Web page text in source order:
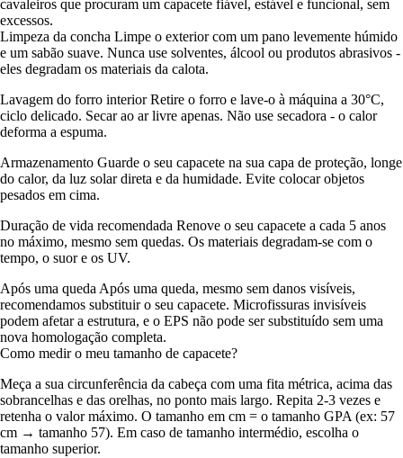
cavaleiros que procuram um capacete fiável, estável e funcional, sem
excessos.
Limpeza da concha Limpe o exterior com um pano levemente húmido
e um sabão suave. Nunca use solventes, álcool ou produtos abrasivos -
eles degradam os materiais da calota.
Lavagem do forro interior Retire o forro e lave-o à máquina a 30°C,
ciclo delicado. Secar ao ar livre apenas. Não use secadora - o calor
deforma a espuma.
Armazenamento Guarde o seu capacete na sua capa de proteção, longe
do calor, da luz solar direta e da humidade. Evite colocar objetos
pesados em cima.
Duração de vida recomendada Renove o seu capacete a cada 5 anos
no máximo, mesmo sem quedas. Os materiais degradam-se com o
tempo, o suor e os UV.
Após uma queda Após uma queda, mesmo sem danos visíveis,
recomendamos substituir o seu capacete. Microfissuras invisíveis
podem afetar a estrutura, e o EPS não pode ser substituído sem uma
nova homologação completa.
Como medir o meu tamanho de capacete?
Meça a sua circunferência da cabeça com uma fita métrica, acima das
sobrancelhas e das orelhas, no ponto mais largo. Repita 2-3 vezes e
retenha o valor máximo. O tamanho em cm = o tamanho GPA (ex: 57
cm → tamanho 57). Em caso de tamanho intermédio, escolha o
tamanho superior.